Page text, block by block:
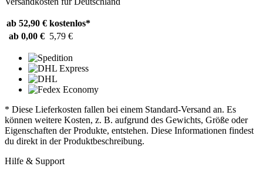
ab 52,90 € kostenlos*
ab 0,00 € 5,79 €
* Diese Lieferkosten fallen bei einem Standard-Versand an. Es
können weitere Kosten, z. B. aufgrund des Gewichts, Größe oder
Eigenschaften der Produkte, entstehen. Diese Informationen findest
du direkt in der Produktbeschreibung.
Hilfe & Support